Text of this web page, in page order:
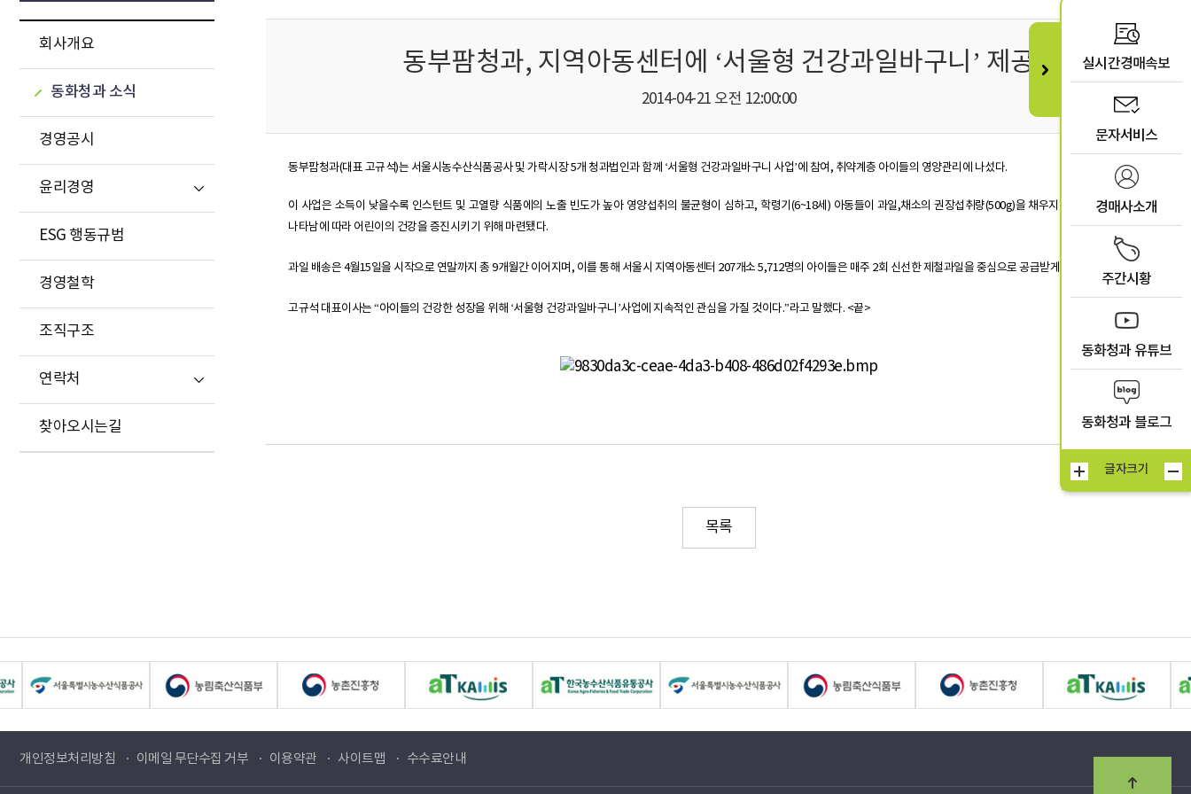
실시간경매속보
문자서비스
경매사소개
주간시황
동화청과 유튜브
동화청과 블로그
글자크기
회사개요
동화청과 소식
경영공시
윤리경영
ESG 행동규범
경영철학
조직구조
연락처
찾아오시는길
동부팜청과, 지역아동센터에 ‘서울형 건강과일바구니’ 제공
2014-04-21 오전 12:00:00
동부팜청과(대표 고규석)는 서울시농수산식품공사 및 가락시장 5개 청과법인과 함께 ‘서울형 건강과일바구니 사업’에 참여, 취약계층 아이들의 영양관리에 나섰다.
이 사업은 소득이 낮을수록 인스턴트 및 고열량 식품에의 노출 빈도가 높아 영양섭취의 불균형이 심하고, 학령기(6~18세) 아동들이 과일,채소의 권장섭취량(500g)을 채우지 못하고 있는 것으로
나타남에 따라 어린이의 건강을 증진시키기 위해 마련됐다.
과일 배송은 4월15일을 시작으로 연말까지 총 9개월간 이어지며, 이를 통해 서울시 지역아동센터 207개소 5,712명의 아이들은 매주 2회 신선한 제철과일을 중심으로 공급받게 됐다.
고규석 대표이사는 “아이들의 건강한 성장을 위해 ‘서울형 건강과일바구니’사업에 지속적인 관심을 가질 것이다.”라고 말했다. <끝>
목록
개인정보처리방침 이메일 무단수집 거부 이용약관 사이트맵 수수료안내